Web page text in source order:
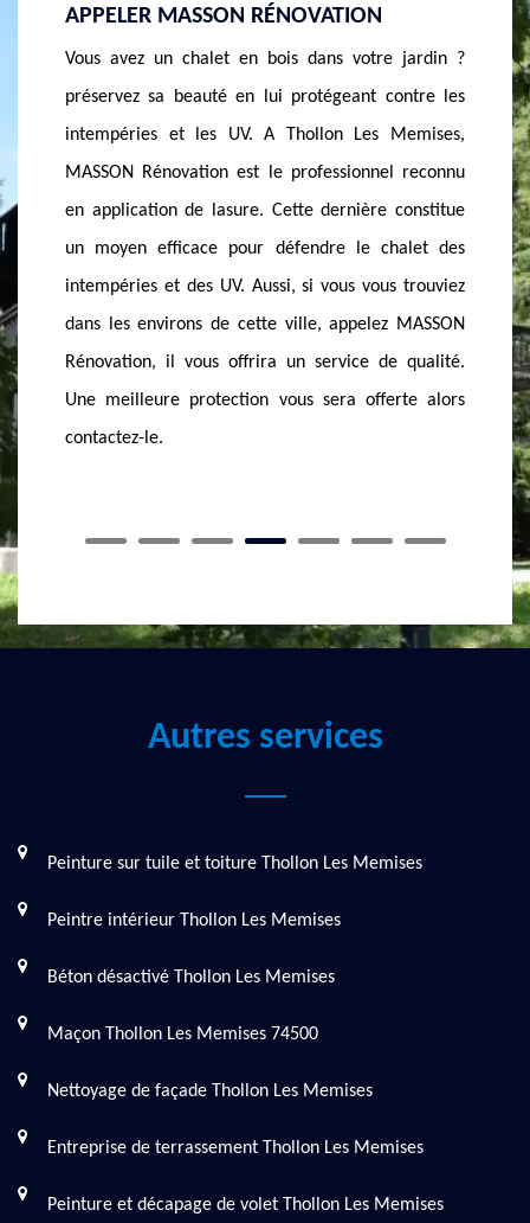
de
APPELER MASSON RÉNOVATION
Vous avez un chalet en bois dans votre jardin ?
préservez sa beauté en lui protégeant contre les
intempéries et les UV. A Thollon Les Memises,
MASSON Rénovation est le professionnel reconnu
en application de lasure. Cette dernière constitue
un moyen efficace pour défendre le chalet des
intempéries et des UV. Aussi, si vous vous trouviez
dans les environs de cette ville, appelez MASSON
Rénovation, il vous offrira un service de qualité.
Une meilleure protection vous sera offerte alors
contactez-le.
Vous
une
décision !
MASSON
Memises
Avant
bien
Autres services
Peinture sur tuile et toiture Thollon Les Memises
Peintre intérieur Thollon Les Memises
Béton désactivé Thollon Les Memises
Maçon Thollon Les Memises 74500
Nettoyage de façade Thollon Les Memises
Entreprise de terrassement Thollon Les Memises
Peinture et décapage de volet Thollon Les Memises